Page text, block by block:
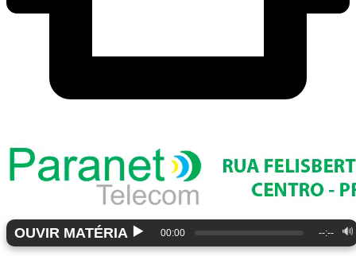
OUVIR MATÉRIA ▶️ 00:00 --:-- 🔊